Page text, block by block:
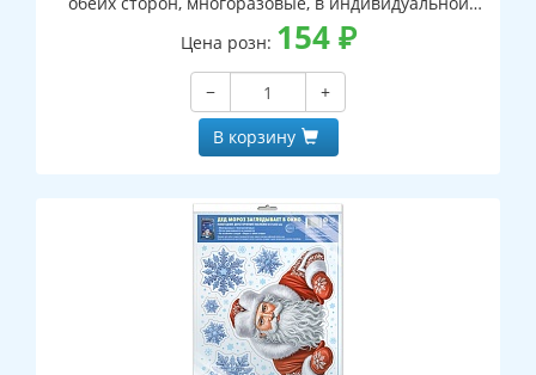
упаковке, с европодвесом и клеевым клапаном)
Цена розн: 154₽
−
+
В корзину